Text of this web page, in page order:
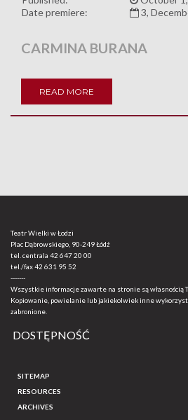
Date premiere:
3,
CARMINA BURANA
READ MORE
Teatr Wielki w Łodzi
Plac Dąbrowskiego, 90-249 Łódź
tel. centrala 42 647 20 00
tel./fax42 631 95 52
-------
Wszystkie informacje zawarte na stronie są własnością
Kopiowanie, powielanie lub jakiekolwiek inne
zabronione.
DOSTĘPNOŚĆ
SITEMAP
RESOURCES
ARCHIVES